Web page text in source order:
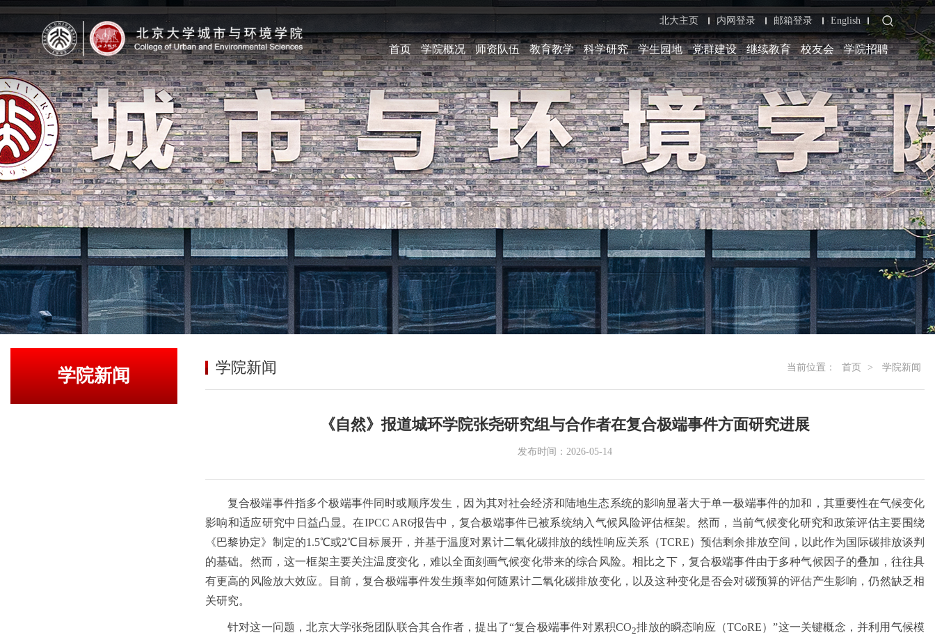
北大主页 内网登录 邮箱登录 English
首页 学院概况 师资队伍 教育教学 科学研究 学生园地 党群建设 继续教育 校友会 学院招聘
学院新闻 学院新闻 当前位置： 首页 > 学院新闻
《自然》报道城环学院张尧研究组与合作者在复合极端事件方面研究进展
发布时间：2026-05-14
复合极端事件指多个极端事件同时或顺序发生，因为其对社会经济和陆地生态系统的影响显著大于单一极端事件的加和，其重要性在气候变化
影响和适应研究中日益凸显。在IPCC AR6报告中，复合极端事件已被系统纳入气候风险评估框架。然而，当前气候变化研究和政策评估主要围绕
《巴黎协定》制定的1.5℃或2℃目标展开，并基于温度对累计二氧化碳排放的线性响应关系（TCRE）预估剩余排放空间，以此作为国际碳排放谈判
的基础。然而，这一框架主要关注温度变化，难以全面刻画气候变化带来的综合风险。相比之下，复合极端事件由于多种气候因子的叠加，往往具
有更高的风险放大效应。目前，复合极端事件发生频率如何随累计二氧化碳排放变化，以及这种变化是否会对碳预算的评估产生影响，仍然缺乏相
关研究。
针对这一问题，北京大学张尧团队联合其合作者，提出了“复合极端事件对累积CO2排放的瞬态响应（TCoRE）”这一关键概念，并利用气候模